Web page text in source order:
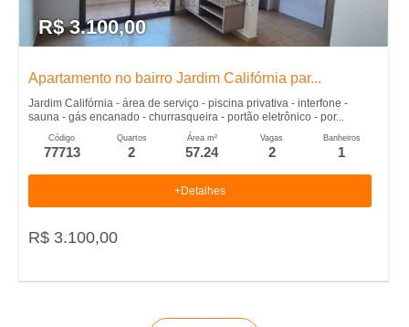
R$ 3.100,00
Apartamento no bairro Jardim Califórnia par...
Jardim Califórnia - área de serviço - piscina privativa - interfone -
sauna - gás encanado - churrasqueira - portão eletrônico - por...
Código
77713
Quartos
2
Área m²
57.24
Vagas
2
Banheiros
1
+Detalhes
R$ 3.100,00